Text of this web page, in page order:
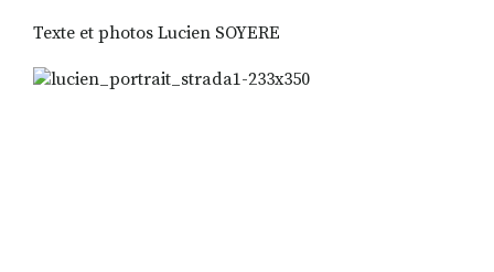
Texte et photos Lucien SOYERE